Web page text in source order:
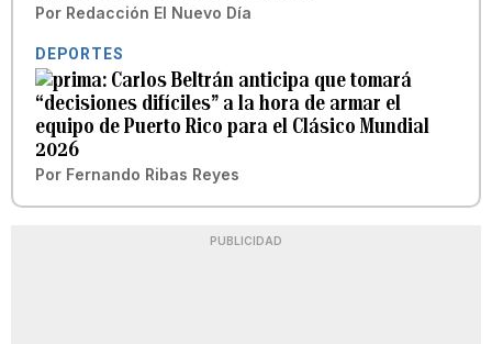
Por Redacción El Nuevo Día
DEPORTES
Carlos Beltrán anticipa que tomará
“decisiones difíciles” a la hora de armar el
equipo de Puerto Rico para el Clásico Mundial
2026
Por Fernando Ribas Reyes
PUBLICIDAD